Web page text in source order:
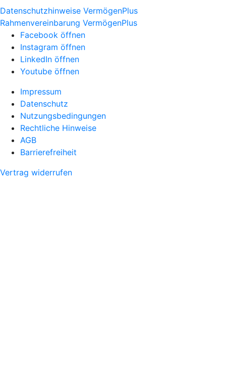
Datenschutzhinweise VermögenPlus
Rahmenvereinbarung VermögenPlus
Facebook öffnen
Instagram öffnen
LinkedIn öffnen
Youtube öffnen
Impressum
Datenschutz
Nutzungsbedingungen
Rechtliche Hinweise
AGB
Barrierefreiheit
Vertrag widerrufen